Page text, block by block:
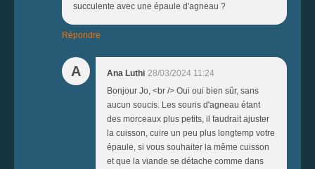
succulente avec une épaule d'agneau ?
Répondre
A Ana Luthi 28/03/2024 11:24
Bonjour Jo, <br /> Oui oui bien sûr, sans
aucun soucis. Les souris d'agneau étant
des morceaux plus petits, il faudrait ajuster
la cuisson, cuire un peu plus longtemp votre
épaule, si vous souhaiter la même cuisson
et que la viande se détache comme dans